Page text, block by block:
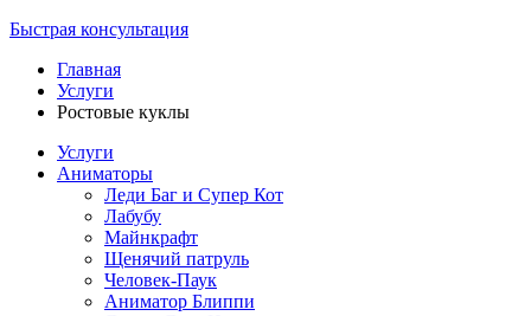
Быстрая консультация
Главная
Услуги
Ростовые куклы
Услуги
Аниматоры
Леди Баг и Супер Кот
Лабубу
Майнкрафт
Щенячий патруль
Человек-Паук
Аниматор Блиппи